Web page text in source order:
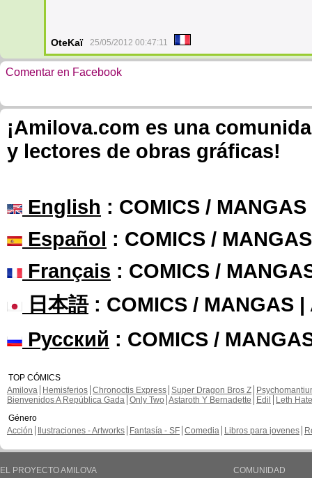
OteKaï 25/05/2012 00:47:11
Comentar en Facebook
¡Amilova.com es una
y lectores de obras gráficas!
English : COMICS /
Español : COMICS /
Français : COMICS /
日本語: COMICS / MANGAS |
Русский : COMICS /
TOP CÓMICS
Amilova
Hemisferios Chronoctis Express Super Dragon Bros Z
Bienvenidos A República Gada Only Two Astaroth Y Bernadette Edil
Leth Hate
Género
Acción
Ilustraciones - Artworks Fantasía - SF Comedia Libros para jovenes
EL PROYECTO AMILOVA
COMUNIDAD